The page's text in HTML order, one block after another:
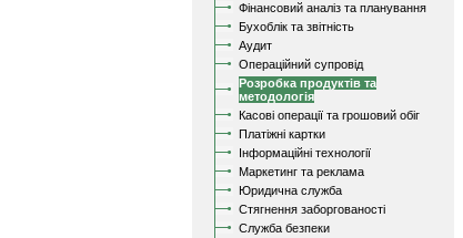
Фінансовий аналіз та планування
Бухоблік та звітність
Аудит
Операційний супровід
Розробка продуктів та
методологія
Касові операції та грошовий обіг
Платіжні картки
Інформаційні технології
Маркетинг та реклама
Юридична служба
Стягнення заборгованості
Служба безпеки